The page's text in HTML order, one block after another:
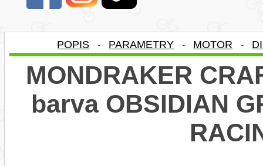
POPIS - PARAMETRY - MOTOR -
MONDRAKER
barva OBSIDIAN